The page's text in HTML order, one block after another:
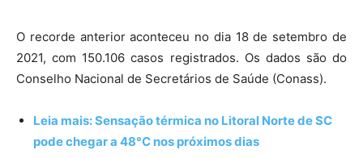
O recorde anterior aconteceu no dia 18 de setembro de
2021, com 150.106 casos registrados. Os dados são do
Conselho Nacional de Secretários de Saúde (Conass).
Leia mais: Sensação térmica no Litoral Norte de SC
pode chegar a 48°C nos próximos dias